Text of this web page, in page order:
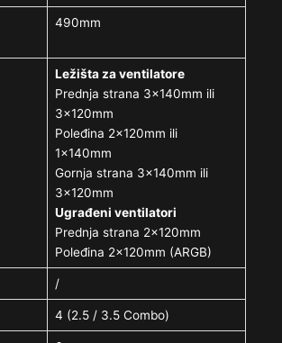
490mm
Ležišta za ventilatore
Prednja strana 3x140mm ili
3x120mm
Poleđina 2x120mm ili
1x140mm
Gornja strana 3x140mm ili
3x120mm
Ugrađeni ventilatori
Prednja strana 2x120mm
Poleđina 2x120mm (ARGB)
/
4 (2.5 / 3.5 Combo)